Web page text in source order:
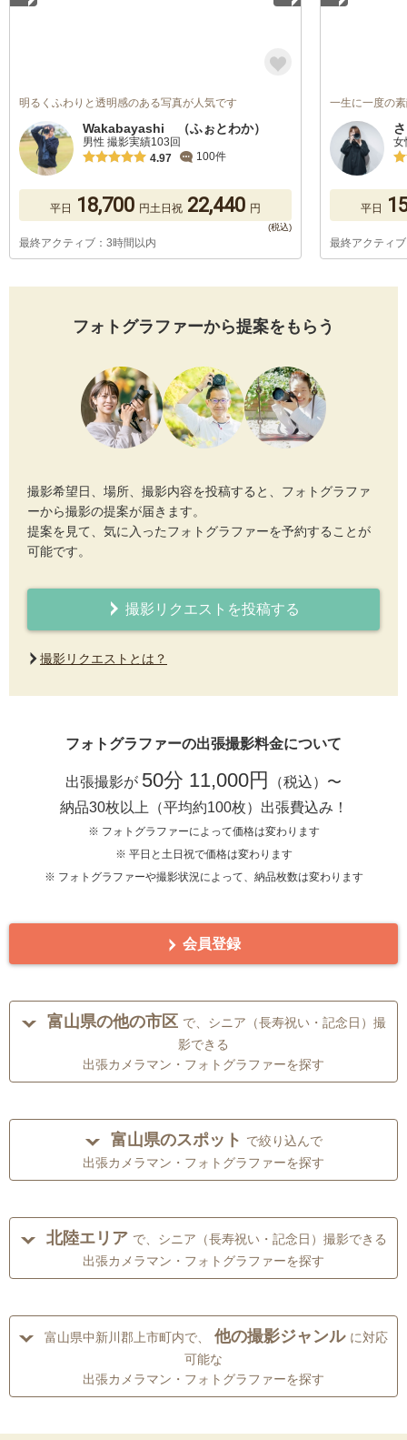
明るくふわりと透明感のある写真が人気です
Wakabayashi （ふぉとわか）
男性 撮影実績103回
4.97
100件
平日 18,700 円土日祝 22,440 円
最終アクティブ：3時間以内
一生に一度の
女
平日
最終アクティ
フォトグラファーから提案をもらう
撮影希望日、場所、撮影内容を投稿すると、フォトグラファ
ーから撮影の提案が届きます。
提案を見て、気に入ったフォトグラファーを予約することが
可能です。
撮影リクエストを投稿する
撮影リクエストとは？
フォトグラファーの出張撮影料金について
出張撮影が 50分 11,000円
（税込）〜
納品30枚以上（平均約100枚）出張費込み！
※ フォトグラファーによって価格は変わります
※ 平日と土日祝で価格は変わります
※ フォトグラファーや撮影状況によって、納品枚数は変わります
会員登録
富山県の他の市区 で、シニア（長寿祝い・記念日）撮
影できる
出張カメラマン・フォトグラファーを探す
富山県のスポット で絞り込んで
出張カメラマン・フォトグラファーを探す
北陸エリア で、シニア（長寿祝い・記念日）撮影できる
出張カメラマン・フォトグラファーを探す
富山県中新川郡上市町内で、 他の撮影ジャンル に対応
可能な
出張カメラマン・フォトグラファーを探す